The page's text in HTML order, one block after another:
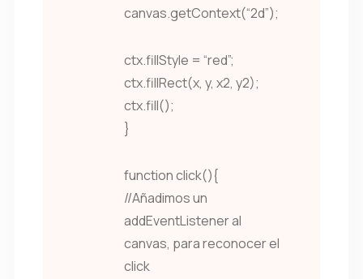
canvas.getContext(“2d”);
ctx.fillStyle = “red”;
ctx.fillRect(x, y, x2, y2);
ctx.fill();
}
function click(){
//Añadimos un
addEventListener al
canvas, para reconocer el
click